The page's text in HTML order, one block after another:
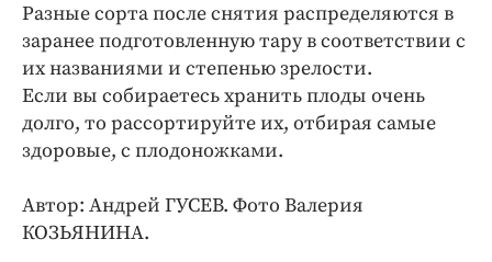
Разные сорта после снятия распределяются в
заранее подготовленную тару в соответствии с
их названиями и степенью зрелости.
Если вы собираетесь хранить плоды очень
долго, то рассортируйте их, отбирая самые
здоровые, с плодоножками.
Автор: Андрей ГУСЕВ. Фото Валерия
КОЗЬЯНИНА.